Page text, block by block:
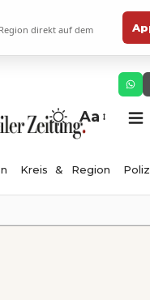
direkt auf dem
Aa
Kreis & Region